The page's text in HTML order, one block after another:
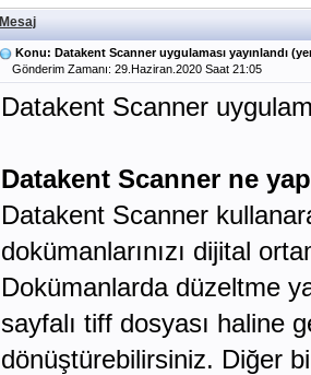
Mesaj
Konu: Datakent Scanner uygulaması yayınlandı
Gönderim Zamanı: 29.Haziran.2020 Saat 21:05
Datakent Scanner
Datakent Scanner ne
Datakent Scanner
dokümanlarınızı dijital
Dokümanlarda düzeltme
sayfalı tiff dosyası haline
dönüştürebilirsiniz. Diğer